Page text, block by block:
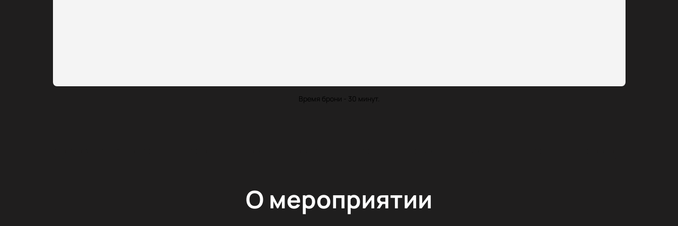
Время брони - 30 минут.
О мероприятии